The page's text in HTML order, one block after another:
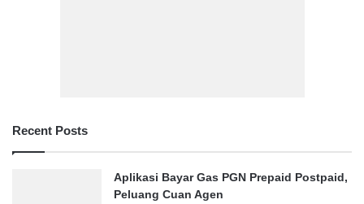
Recent Posts
Aplikasi Bayar Gas PGN Prepaid Postpaid,
Peluang Cuan Agen